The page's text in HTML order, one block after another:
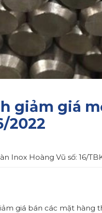
giảm giá
2022
Inox Hoàng Vũ số: 16/
giá bán các mặt hàng